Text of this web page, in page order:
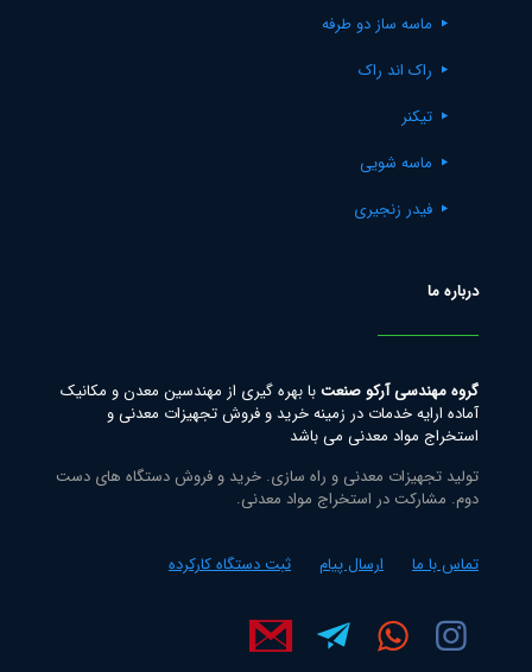
ماسه ساز دو طرفه
راک اند راک
تیکنر
ماسه شویی
فیدر زنجیری
درباره ما
گروه مهندسی آرکو صنعتبا بهره گیری از مهندسین معدن و مکانیک
آماده ارایه خدمات در زمینه خرید و فروش تجهیزات معدنی و
استخراج مواد معدنی می باشد
تولید تجهیزات معدنی و راه سازی. خرید و فروش دستگاه های دست
دوم. مشارکت در استخراج مواد معدنی.
تماس با ما ارسال پیام ثبت دستگاه کارکرده